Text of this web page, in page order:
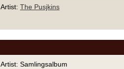
Artist: The Pusjkins
Artist: Samlingsalbum